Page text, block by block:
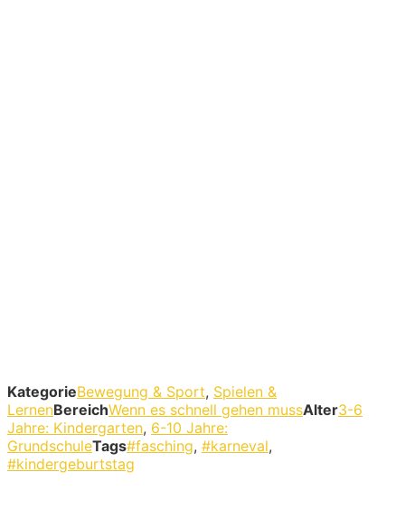
KategorieBewegung & Sport, Spielen &
LernenBereichWenn es schnell gehen mussAlter3-6
Jahre: Kindergarten, 6-10 Jahre:
GrundschuleTags#fasching, #karneval,
#kindergeburtstag